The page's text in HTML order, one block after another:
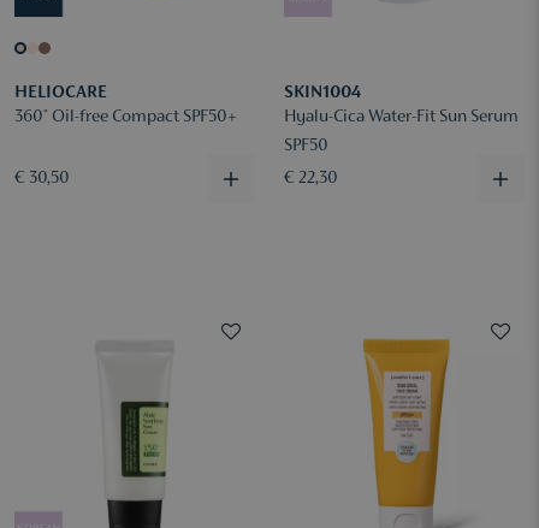
HELIOCARE
360° Oil-free Compact SPF50+
€ 30,50
SKIN1004
Hyalu-Cica Water-Fit Sun Serum
SPF50
€ 22,30